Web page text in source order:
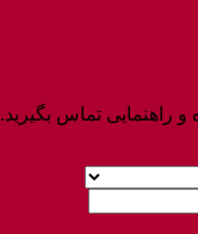
راهنمایی تماس بگیرید.